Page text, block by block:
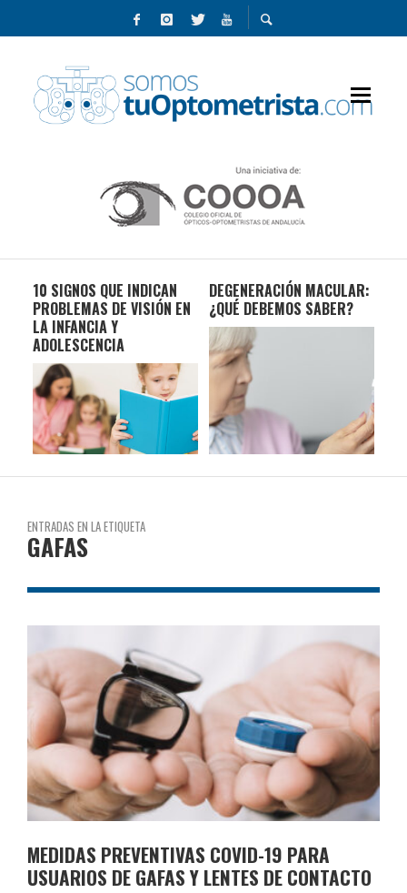
10 SIGNOS QUE INDICAN
PROBLEMAS DE VISIÓN EN
LA INFANCIA Y
ADOLESCENCIA
DEGENERACIÓN MACULAR:
¿QUÉ DEBEMOS SABER?
ENTRADAS EN LA ETIQUETA
GAFAS
MEDIDAS PREVENTIVAS COVID-19 PARA
USUARIOS DE GAFAS Y LENTES DE CONTACTO